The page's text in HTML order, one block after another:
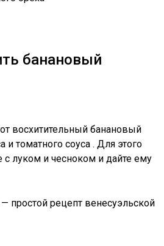
банановый
восхитительный банановый
и томатного соуса . Для этого
с луком и чесноком и дайте ему